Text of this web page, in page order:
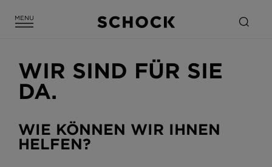
WIR SIND FÜR SIE
DA.
WIE KÖNNEN WIR IHNEN
HELFEN?